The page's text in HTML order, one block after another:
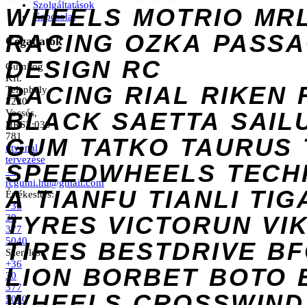
WHEELS MOTRIO
RACING OZKA
DESIGN RC
RACING RIAL RIKEN
BLACK SAETTA
GUM TATKO TAURUS
SPEEDWHEELS
A TIANFU TIANLI
TYRES VICTORUN
TIRES BESTDRIVE
LION BORBET BOTO
Szolgáltatások
Kapcsolat
Cégadatok
Gumilog
Kft.
Telephely
2220
Vecsés,
HRSZ:039
781
útvonal
tervezése
→
rcgumi.hu@gmail.com
Értékesítés:
+36
30
377
5040
Szerelés:
+36
30
377
5040